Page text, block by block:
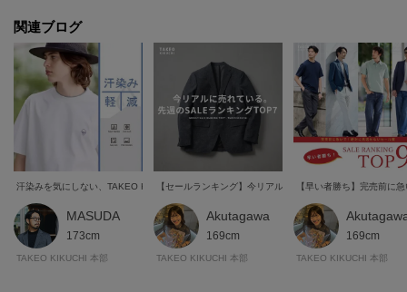
関連ブログ
汗染みを気にしない、TAKEO KIKUCHI 夏の機能トップスに新作が登場！
MASUDA
173cm
TAKEO KIKUCHI 本部
【セールランキング】今リアルに売れている。先週のセール
Akutagawa
169cm
TAKEO KIKUCHI 本部
【早い者勝ち】完売前に
169cm
TAKEO KIKUCHI 本部